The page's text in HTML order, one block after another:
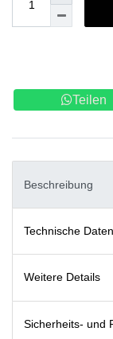
Teilen
Beschreibung
Technische Daten
Weitere Details
Sicherheits- und